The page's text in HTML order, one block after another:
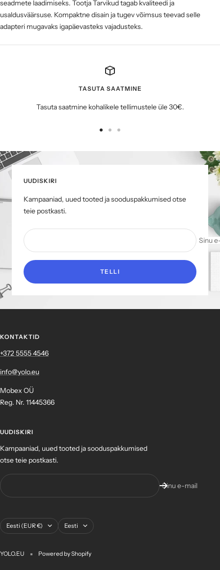
seadmete laadimiseks. Tootja Tarvikud tagab kvaliteedi ja
usaldusväärsuse. Kompaktne disain ja tugev võimsus teevad selle
adapteri mugavaks igapäevasteks vajadusteks.
TASUTA SAATMINE
Tasuta saatmine kohalikele tellimustele üle 30€.
UUDISKIRI
Kampaaniad, uued tooted ja sooduspakkumised otse
teie postkasti.
Sinu
TELLI
KONTAKTID
+372 ‎5555 4546
info@yolo.eu
Mobex OÜ
Reg. Nr. 11445366
UUDISKIRI
Kampaaniad, uued tooted ja sooduspakkumised
otse teie postkasti.
Sinu e-mail
Asukoht
Eesti (EUR €) KeelEesti
YOLO.EU Powered by Shopify